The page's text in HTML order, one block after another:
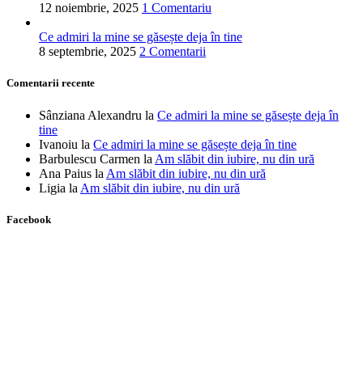
12 noiembrie, 2025 1 Comentariu
Ce admiri la mine se găsește deja în tine
8 septembrie, 2025 2 Comentarii
Comentarii recente
Sânziana Alexandru la Ce admiri la mine se găsește deja în
tine
Ivanoiu la Ce admiri la mine se găsește deja în tine
Barbulescu Carmen la Am slăbit din iubire, nu din ură
Ana Paius la Am slăbit din iubire, nu din ură
Ligia la Am slăbit din iubire, nu din ură
Facebook